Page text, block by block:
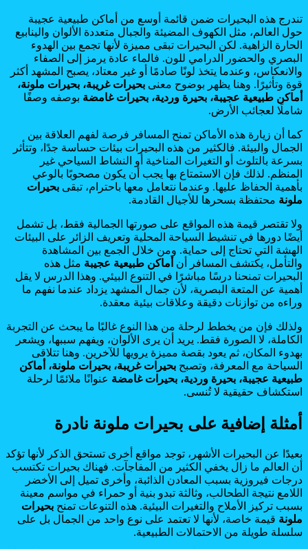
تندرج هذه البحيرات ضمن قائمة أوسع من أماكن طبيعية عجيبة
حول العالم، مثل الكهوف المضيئة والجبال متعددة الألوان والينابيع
الحارة الزاهية. لكن البحيرات تبقى مميزة لأنها تجمع بين الهدوء
البصري والحضور الدرامي للون. فالماء عادة يرمز إلى الصفاء
والانعكاس، وعندما يتخذ لونًا صادمًا أو غير معتاد، يصبح المشهد أكثر
قوة وتأثيرًا. وهنا يظهر بوضوح معنى بحيرات غريبة، بحيرات ملونة،
أماكن طبيعية عجيبة، بحيرة وردية، بحيرات غامضة بوصفه وصفًا
شاملًا لعجائب الأرض.
كما أن زيارة هذه الأماكن تمنح المسافر فرصة لفهم العلاقة بين
الجمال والبيئة. فالكثير من هذه البحيرات بيئات حساسة جدًا، وتتأثر
بسرعة بالتلوث أو التغيرات المناخية أو النشاط السياحي غير
المنظم. لذلك فإن الاستمتاع بها يجب أن يكون مصحوبًا بالوعي
بأهمية الحفاظ عليها. وعندما نتعامل معها باحترام، تبقى بحيرات
ملونة محتفظة بسحرها للأجيال القادمة.
ولا تقتصر قيمة هذه المواقع على صورتها الجمالية فقط، بل تشمل
أيضًا دورها في تنشيط السياحة المحلية وتعريف الزائر على البيئات
الهشة التي تحتاج إلى حماية. ومن خلال الجمع بين المشاهدة
والتأمل، يكتشف المسافر أن أماكن طبيعية عجيبة مثل هذه
البحيرات تمنحنا درسًا مباشرًا في التنوع البيئي. وهذا الدرس لا يقل
أهمية عن المتعة البصرية، لأن جمال المشهد يزداد عندما نفهم ما
وراءه من توازنات دقيقة وعلاقات بيئية معقدة.
ولذلك فإن من يخطط لرحلة من هذا النوع غالبًا ما يبحث عن التجربة
الكاملة، لا الصورة فقط. يريد أن يرى الألوان، ويفهم سببها، ويشعر
بهدوء المكان، ثم يعود بقصة مميزة يرويها للآخرين. وهنا تتلاقى
السياحة مع المعرفة، وتصبح بحيرات غريبة، بحيرات ملونة، أماكن
طبيعية عجيبة، بحيرة وردية، بحيرات غامضة عنوانًا ملائمًا لرحلة
استكشاف حقيقية لا تُنسى.
أمثلة إضافية على بحيرات ملونة نادرة
بعيدًا عن البحيرات الأشهر، توجد مواقع أخرى تستحق الذكر لأنها تؤكد
أن العالم ما زال يخفي الكثير من المفاجآت. فهناك بحيرات تكتسب
درجات فيروزية بسبب المعادن الذائبة، وأخرى تميل إلى الأخضر
اللامع نتيجة الطحالب، وثالثة تبدو بنية أو حمراء في مواسم معينة
بسبب تركيز الأملاح والتغيرات البيئية. هذه التنوعات تمنح بحيرات
ملونة قيمة خاصة، لأنها لا تعتمد على نوع واحد من الجمال بل على
سلسلة طويلة من الاحتمالات الطبيعية.